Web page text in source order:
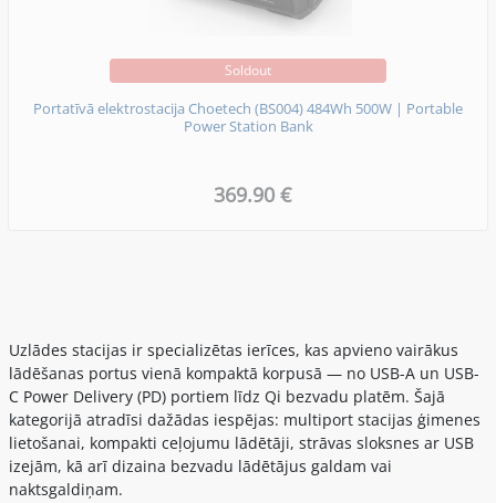
Soldout
Portatīvā elektrostacija Choetech (BS004) 484Wh 500W | Portable
Power Station Bank
369.90 €
Uzlādes stacijas ir specializētas ierīces, kas apvieno vairākus
lādēšanas portus vienā kompaktā korpusā — no USB-A un USB-
C Power Delivery (PD) portiem līdz Qi bezvadu platēm. Šajā
kategorijā atradīsi dažādas iespējas: multiport stacijas ģimenes
lietošanai, kompakti ceļojumu lādētāji, strāvas sloksnes ar USB
izejām, kā arī dizaina bezvadu lādētājus galdam vai
naktsgaldiņam.